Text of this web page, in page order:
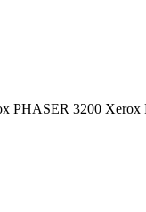
PHASER 3200